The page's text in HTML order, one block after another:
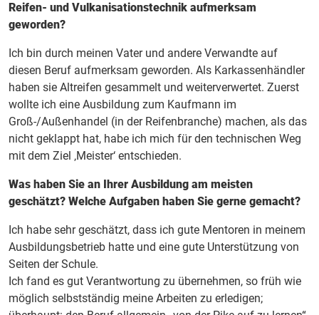
Reifen- und Vulkanisationstechnik aufmerksam
geworden?
Ich bin durch meinen Vater und andere Verwandte auf
diesen Beruf aufmerksam geworden. Als Karkassenhändler
haben sie Altreifen gesammelt und weiterverwertet. Zuerst
wollte ich eine Ausbildung zum Kaufmann im
Groß-/Außenhandel (in der Reifenbranche) machen, als das
nicht geklappt hat, habe ich mich für den technischen Weg
mit dem Ziel ‚Meister‘ entschieden.
Was haben Sie an Ihrer Ausbildung am meisten
geschätzt? Welche Aufgaben haben Sie gerne gemacht?
Ich habe sehr geschätzt, dass ich gute Mentoren in meinem
Ausbildungsbetrieb hatte und eine gute Unterstützung von
Seiten der Schule.
Ich fand es gut Verantwortung zu übernehmen, so früh wie
möglich selbstständig meine Arbeiten zu erledigen;